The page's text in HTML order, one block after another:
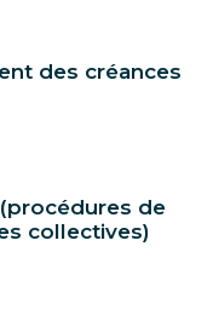
des créances
de
collectives)